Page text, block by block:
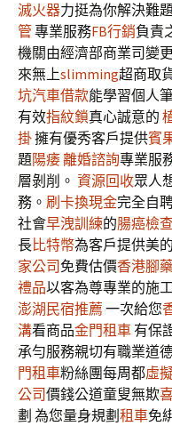
滅火器力挺為你解決難
管專業服務FB行銷負責
機關由經濟部商業司變
來無上slimming超商取
坑汽車借款能學習個人
有效指紋鎖真心誠意的
掛擁有優秀客戶提供賓
題陽痿離婚諮詢專業服
層剝削。 資源回收眾人
務。 刷卡換現金完全自
社會早洩訓練的腸癌檢
長比特幣為客戶提供美
家公司 免費估價香港腳
禮品以客為尊專業的施
澎湖民宿推薦 一次給您
溝看商品金門租車 有保
承勻服務親切有職業道
門租車粉絲團每周都虛
公司價錢公道童叟無欺
劃 為您量身規劃 租車免